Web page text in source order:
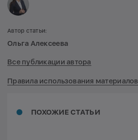
ПОХОЖИЕ СТАТЬИ
Автор статьи:
Ольга Алексеева
Все публикации автора
Правила использования материалов